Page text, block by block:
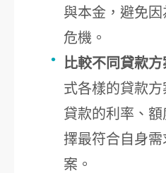
與本金，避免
危機。
比較不同貸款方
式各樣的貸款
貸款的利率、
擇最符合自身
案。